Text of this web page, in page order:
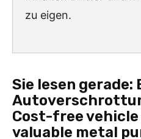
zu eigen.
Sie lesen gerade:
Cost-free
valuable metal